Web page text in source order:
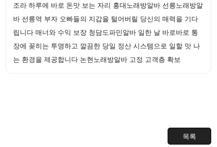
조라 하루에 바로 돈맛 보는 자리 홍대노래방알바 선릉노래방알
바 선릉역 부자 오빠들의 지갑을 털어버릴 당신의 매력을 기다
립니다 매너와 수익 보장 청담도파민알바 일한 날 바로바로 통
장에 꽂히는 투명하고 깔끔한 당일 정산 시스템으로 일할 맛 나
는 환경을 제공합니다 논현노래방알바 고정 고객층 확보
목록